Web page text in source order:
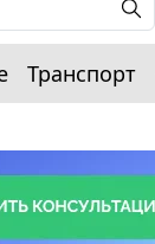
Транспорт